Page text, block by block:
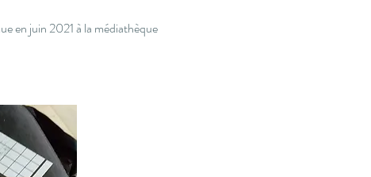
en juin 2021 à la médiathèque